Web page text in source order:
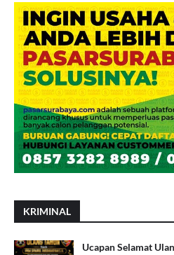
KRIMINAL
Ucapan Selamat